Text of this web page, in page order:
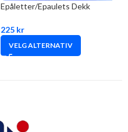
Epåletter/Epaulets Dekk
225 kr
VELG ALTERNATIV